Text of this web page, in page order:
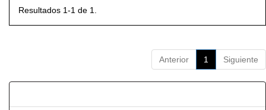
Resultados 1-1 de 1.
Anterior 1 Siguiente